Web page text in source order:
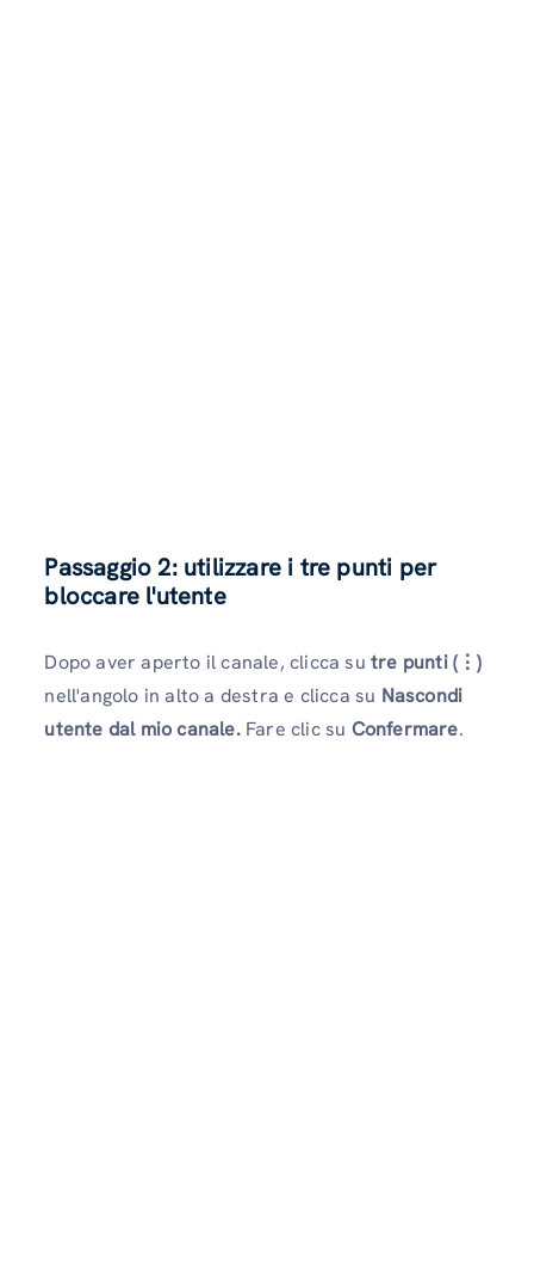
Passaggio 2: utilizzare i tre punti per
bloccare l'utente
Dopo aver aperto il canale, clicca su tre punti (⋮)
nell'angolo in alto a destra e clicca su Nascondi
utente dal mio canale. Fare clic su Confermare.